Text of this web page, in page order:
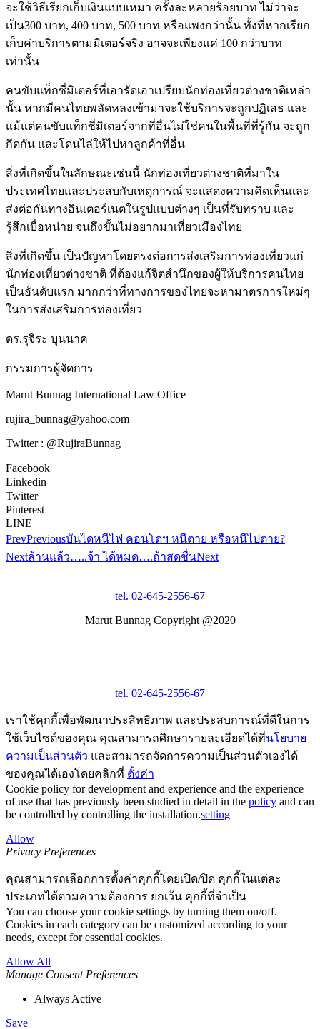
จะใช้วิธีเรียกเก็บเงินแบบเหมา ครั้งละหลายร้อยบาท ไม่ว่าจะ
เป็น300 บาท, 400 บาท, 500 บาท หรือแพงกว่านั้น ทั้งที่หากเรียก
เก็บค่าบริการตามมิเตอร์จริง อาจจะเพียงแค่ 100 กว่าบาท
เท่านั้น
คนขับแท็กซี่มิเตอร์ที่เอารัดเอาเปรียบนักท่องเที่ยวต่างชาติเหล่า
นั้น หากมีคนไทยพลัดหลงเข้ามาจะใช้บริการจะถูกปฏิเสธ และ
แม้แต่คนขับแท็กซี่มิเตอร์จากที่อื่นไม่ใช่คนในพื้นที่ที่รู้กัน จะถูก
กีดกัน และโดนไล่ให้ไปหาลูกค้าที่อื่น
สิ่งที่เกิดขึ้นในลักษณะเช่นนี้ นักท่องเที่ยวต่างชาติที่มาใน
ประเทศไทยและประสบกับเหตุการณ์ จะแสดงความคิดเห็นและ
ส่งต่อกันทางอินเตอร์เนตในรูปแบบต่างๆ เป็นที่รับทราบ และ
รู้สึกเบื่อหน่าย จนถึงขั้นไม่อยากมาเที่ยวเมืองไทย
สิ่งที่เกิดขึ้น เป็นปัญหาโดยตรงต่อการส่งเสริมการท่องเที่ยวแก่
นักท่องเที่ยวต่างชาติ ที่ต้องแก้จิตสำนึกของผู้ให้บริการคนไทย
เป็นอันดับแรก มากกว่าที่ทางการของไทยจะหามาตรการใหม่ๆ
ในการส่งเสริมการท่องเที่ยว
ดร.รุจิระ บุนนาค
กรรมการผู้จัดการ
Marut Bunnag International Law Office
rujira_bunnag@yahoo.com
Twitter : @RujiraBunnag
Facebook
Linkedin
Twitter
Pinterest
LINE
PrevPreviousบันไดหนีไฟ คอนโดฯ หนีตาย หรือหนีไปตาย?
Nextล้านแล้ว…..จ้า ได้หมด….ถ้าสดชื่นNext
tel. 02-645-2556-67
Marut Bunnag Copyright @2020
tel. 02-645-2556-67
เราใช้คุกกี้เพื่อพัฒนาประสิทธิภาพ และประสบการณ์ที่ดีในการ
ใช้เว็บไซต์ของคุณ คุณสามารถศึกษารายละเอียดได้ที่นโยบาย
ความเป็นส่วนตัว และสามารถจัดการความเป็นส่วนตัวเองได้
ของคุณได้เองโดยคลิกที่ ตั้งค่า
Cookie policy for development and experience and the experience
of use that has previously been studied in detail in the policy and can
be controlled by controlling the installation.setting
Allow
Privacy Preferences
คุณสามารถเลือกการตั้งค่าคุกกี้โดยเปิด/ปิด คุกกี้ในแต่ละ
ประเภทได้ตามความต้องการ ยกเว้น คุกกี้ที่จำเป็น
You can choose your cookie settings by turning them on/off.
Cookies in each category can be customized according to your
needs, except for essential cookies.
Allow All
Manage Consent Preferences
Always Active
Save